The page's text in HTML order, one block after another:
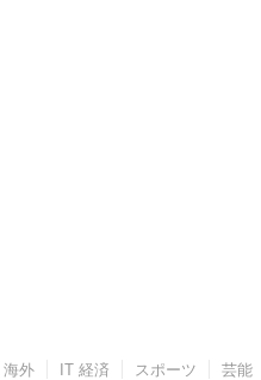
海外 IT 経済 スポーツ 芸能